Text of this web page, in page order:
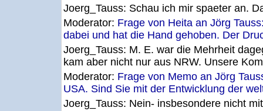
Joerg_Tauss: Schau ich mir spaeter an.
Moderator: Frage von Heita an Jörg
dabei und hat die Hand gehoben. Der
Joerg_Tauss: M. E. war die Mehrheit
kam aber nicht nur aus NRW. Unsere
Moderator: Frage von Memo an Jörg
USA. Sind Sie mit der Entwicklung der
Joerg_Tauss: Nein- insbesondere nicht